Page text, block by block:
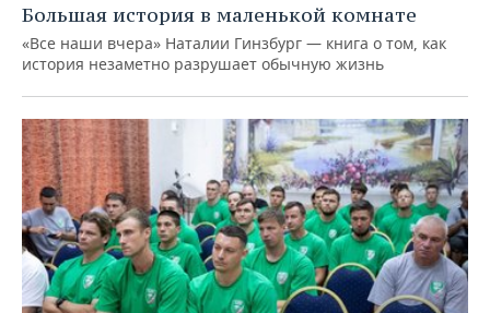
Большая история в маленькой комнате
«Все наши вчера» Наталии Гинзбург — книга о том, как
история незаметно разрушает обычную жизнь